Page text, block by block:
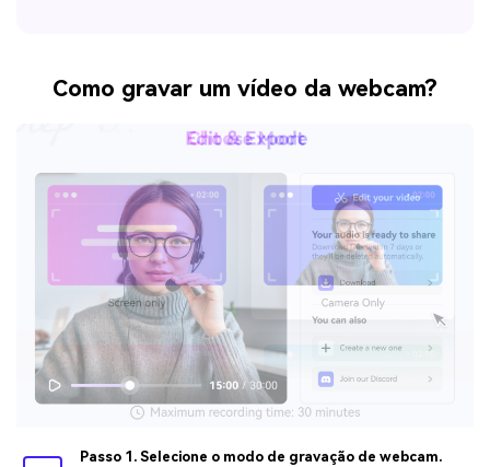
Como gravar um vídeo da webcam?
Passo 1. Selecione o modo de gravação de webcam.